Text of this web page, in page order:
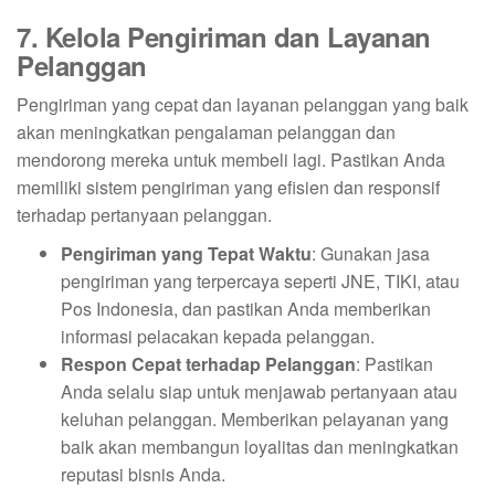
7. Kelola Pengiriman dan Layanan
Pelanggan
Pengiriman yang cepat dan layanan pelanggan yang baik
akan meningkatkan pengalaman pelanggan dan
mendorong mereka untuk membeli lagi. Pastikan Anda
memiliki sistem pengiriman yang efisien dan responsif
terhadap pertanyaan pelanggan.
Pengiriman yang Tepat Waktu: Gunakan jasa
pengiriman yang terpercaya seperti JNE, TIKI, atau
Pos Indonesia, dan pastikan Anda memberikan
informasi pelacakan kepada pelanggan.
Respon Cepat terhadap Pelanggan: Pastikan
Anda selalu siap untuk menjawab pertanyaan atau
keluhan pelanggan. Memberikan pelayanan yang
baik akan membangun loyalitas dan meningkatkan
reputasi bisnis Anda.